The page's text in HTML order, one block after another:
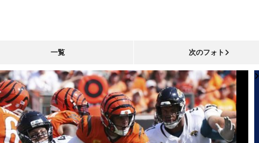
一覧 次のフォト